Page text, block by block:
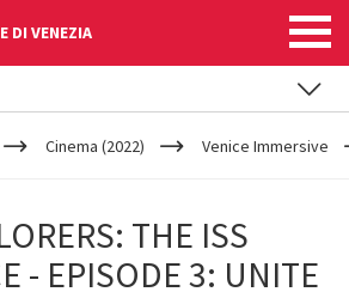
DI VENEZIA
Cinema (2022) Venice Immersive
THE ISS
- EPISODE 3: UNITE